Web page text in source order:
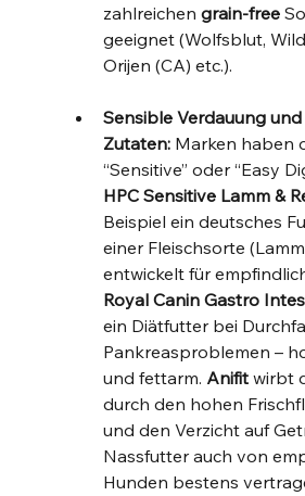
zahlreichen grain-free
geeignet (Wolfsblut,
Orijen (CA) etc.).
Sensible Verdauung
Zutaten: Marken haben
“Sensitive” oder “Easy
HPC Sensitive Lamm &
Beispiel ein deutsches
einer Fleischsorte
entwickelt für
Royal Canin Gastro
ein Diätfutter bei
Pankreasproblemen –
und fettarm. Anifit wirbt
durch den hohen
und den Verzicht auf
Nassfutter auch von
Hunden bestens